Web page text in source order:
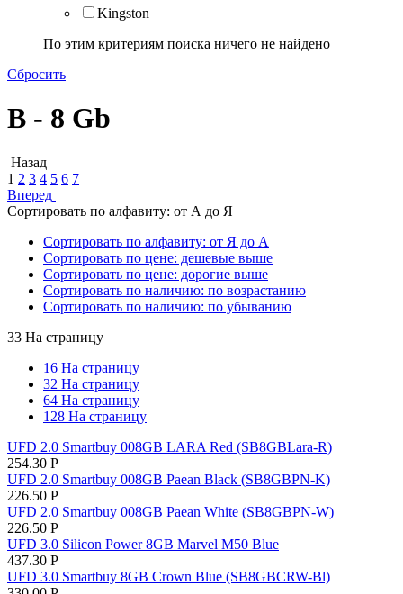
Kingston
По этим критериям поиска ничего не найдено
Сбросить
B - 8 Gb
Назад
1 2 3 4 5 6 7
Вперед
Сортировать по алфавиту: от А до Я
Сортировать по алфавиту: от Я до А
Сортировать по цене: дешевые выше
Сортировать по цене: дорогие выше
Сортировать по наличию: по возрастанию
Сортировать по наличию: по убыванию
33 На страницу
16 На страницу
32 На страницу
64 На страницу
128 На страницу
UFD 2.0 Smartbuy 008GB LARA Red (SB8GBLara-R)
254.30 Р
UFD 2.0 Smartbuy 008GB Paean Black (SB8GBPN-K)
226.50 Р
UFD 2.0 Smartbuy 008GB Paean White (SB8GBPN-W)
226.50 Р
UFD 3.0 Silicon Power 8GB Marvel M50 Blue
437.30 Р
UFD 3.0 Smartbuy 8GB Crown Blue (SB8GBCRW-Bl)